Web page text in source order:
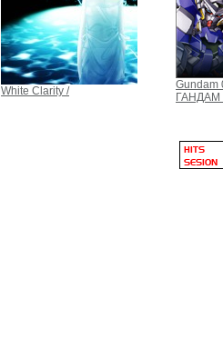
White Clarity /
Gundam
ГАНДАМ